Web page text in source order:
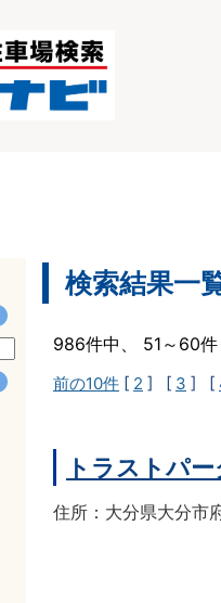
検索結果一
986件中、 51～60
前の10件 [ 2 ] [ 3 ] [
トラストパ
住所：大分県大分市